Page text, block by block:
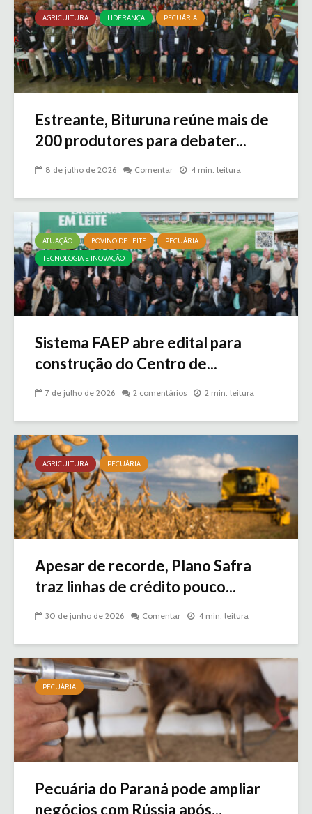
AGRICULTURA LIDERANÇA PECUÁRIA
Estreante, Bituruna reúne mais de
200 produtores para debater...
8 de julho de 2026 Comentar 4 min. leitura
ATUAÇÃO BOVINO DE LEITE
PECUÁRIA
TECNOLOGIA E INOVAÇÃO
Sistema FAEP abre edital para
construção do Centro de...
7 de julho de 2026 2 comentários 2 min. leitura
AGRICULTURA PECUÁRIA
Apesar de recorde, Plano Safra
traz linhas de crédito pouco...
30 de junho de 2026 Comentar 4 min. leitura
PECUÁRIA
Pecuária do Paraná pode ampliar
negócios com Rússia após...